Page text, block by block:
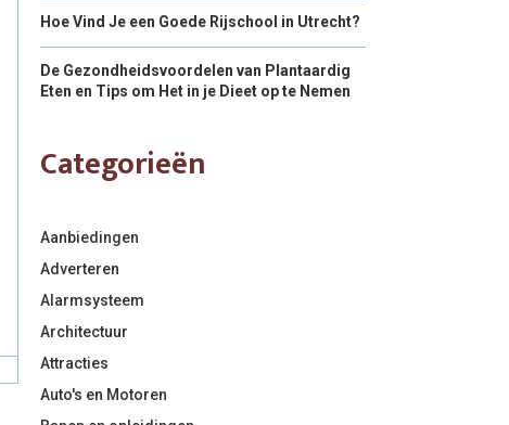
Hoe Vind Je een Goede Rijschool in Utrecht?
De Gezondheidsvoordelen van Plantaardig
Eten en Tips om Het in je Dieet op te Nemen
Categorieën
Aanbiedingen
Adverteren
Alarmsysteem
Architectuur
Attracties
Auto's en Motoren